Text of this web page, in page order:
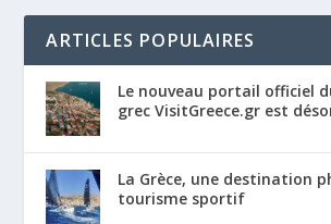
ARTICLES POPULAIRES
Le nouveau portail officiel
grec VisitGreece.gr est
La Grèce, une destination
tourisme sportif